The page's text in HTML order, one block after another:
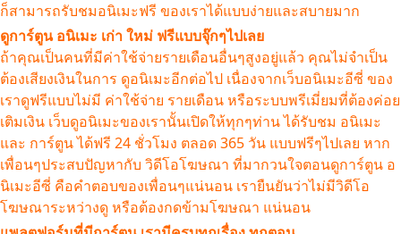
ก็สามารถรับชมอนิเมะฟรี ของเราได้แบบง่ายและสบายมาก
ดูการ์ตูน อนิเมะ เก่า ใหม่ ฟรีแบบจุ๊กๆไปเลย
ถ้าคุณเป็นคนที่มีค่าใช้จ่ายรายเดือนอื่นๆสูงอยู่แล้ว คุณไม่จำเป็น
ต้องเสียงเงินในการ ดูอนิเมะอีกต่อไป เนื่องจากเว็บอนิเมะอีซี่ ของ
เราดูฟรีแบบไม่มี ค่าใช้จ่าย รายเดือน หรือระบบพรีเมี่ยมที่ต้องค่อย
เติมเงิน เว็บดูอนิเมะของเรานั้นเปิดให้ทุกๆท่าน ได้รับชม อนิเมะ
และ การ์ตูน ได้ฟรี 24 ชั่วโมง ตลอด 365 วัน แบบฟรีๆไปเลย หาก
เพื่อนๆประสบปัญหากับ วิดีโอโฆษณา ที่มากวนใจตอนดูการ์ตูน อ
นิเมะอีซี่ คือคำตอบของเพื่อนๆแน่นอน เรายืนยันว่าไม่มีวิดีโอ
โฆษณาระหว่างดู หรือต้องกดข้ามโฆษณา แน่นอน